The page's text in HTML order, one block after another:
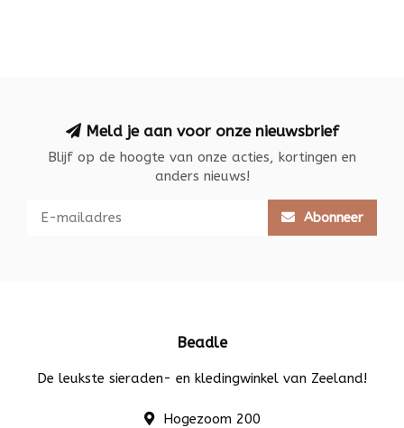
Meld je aan voor onze nieuwsbrief
Blijf op de hoogte van onze acties, kortingen en
anders nieuws!
Abonneer
Beadle
De leukste sieraden- en kledingwinkel van Zeeland!
Hogezoom 200